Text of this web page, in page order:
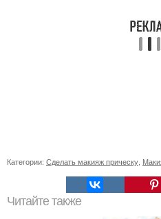
Категории: Сделать макияж прическу
Читайте также